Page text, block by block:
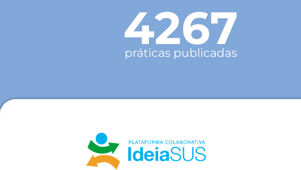
4267
práticas publicadas